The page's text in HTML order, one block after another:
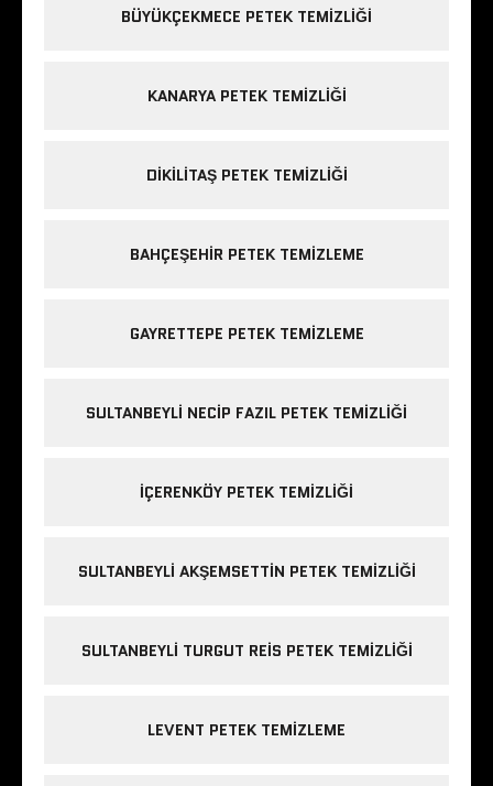
BÜYÜKÇEKMECE PETEK TEMIZLIĞI
KANARYA PETEK TEMIZLIĞI
DIKILITAŞ PETEK TEMIZLIĞI
BAHÇEŞEHIR PETEK TEMIZLEME
GAYRETTEPE PETEK TEMIZLEME
SULTANBEYLI NECIP FAZIL PETEK TEMIZLIĞI
IÇERENKÖY PETEK TEMIZLIĞI
SULTANBEYLI AKŞEMSETTIN PETEK TEMIZLIĞI
SULTANBEYLI TURGUT REIS PETEK TEMIZLIĞI
LEVENT PETEK TEMIZLEME